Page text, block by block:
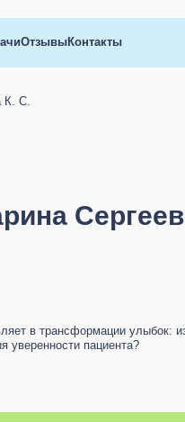
ОтзывыКонтакты
в трансформации улыбок:
уверенности пациента?
К. С.